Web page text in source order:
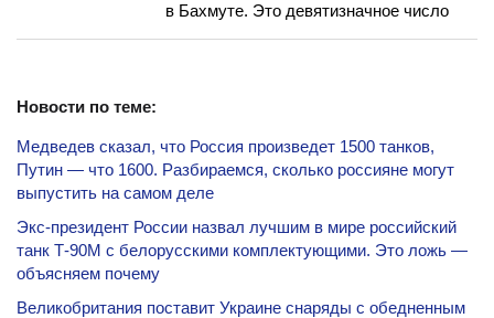
в Бахмуте. Это девятизначное число
Новости по теме:
Медведев сказал, что Россия произведет 1500 танков,
Путин — что 1600. Разбираемся, сколько россияне могут
выпустить на самом деле
Экс-президент России назвал лучшим в мире российский
танк Т-90М с белорусскими комплектующими. Это ложь —
объясняем почему
Великобритания поставит Украине снаряды с обедненным